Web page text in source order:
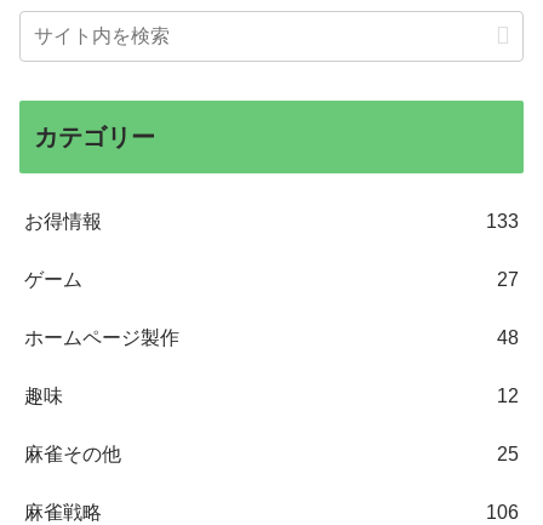
カテゴリー
お得情報 133
ゲーム 27
ホームページ製作 48
趣味 12
麻雀その他 25
麻雀戦略 106